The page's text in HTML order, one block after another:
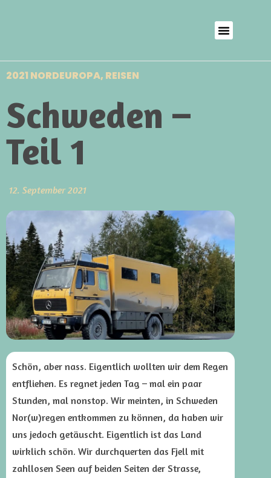
2021 NORDEUROPA, REISEN
Schweden –
Teil 1
12. September 2021
Schön, aber nass. Eigentlich wollten wir dem Regen
entfliehen. Es regnet jeden Tag – mal ein paar
Stunden, mal nonstop. Wir meinten, in Schweden
Nor(w)regen entkommen zu können, da haben wir
uns jedoch getäuscht. Eigentlich ist das Land
wirklich schön. Wir durchquerten das Fjell mit
zahllosen Seen auf beiden Seiten der Strasse,